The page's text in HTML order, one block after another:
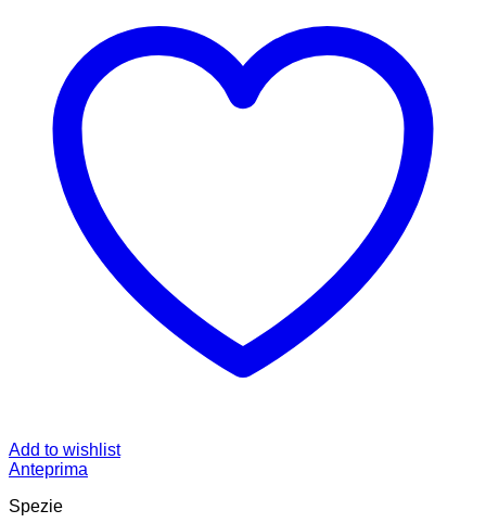
Add to wishlist
Anteprima
Spezie